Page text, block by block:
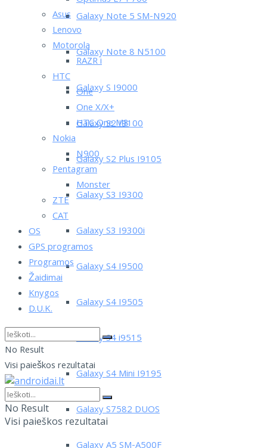
Galaxy Note 5 SM-N920
Galaxy Note 8 N5100
Galaxy S I9000
Galaxy S2 I9100
Galaxy S2 Plus I9105
Galaxy S3 I9300
Galaxy S3 I9300i
Galaxy S4 I9500
Galaxy S4 I9505
Galaxy S4 i9515
Galaxy S4 Mini I9195
Galaxy S7582 DUOS
Asus
Lenovo
Motorola
RAZR i
HTC
One
One X/X+
HTC One M8
Nokia
N900
Pentagram
Monster
ZTE
CAT
OS
GPS programos
Programos
Žaidimai
Knygos
D.U.K.
No Result
Visi paieškos rezultatai
No Result
Visi paieškos rezultatai